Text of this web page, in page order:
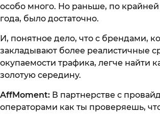
особо много. Но раньше, по
года, было достаточно.
И, понятное дело, что с брендами,
закладывают более реалистичные
окупаемости трафика, легче найти
золотую середину.
AffMoment: В партнерстве с
операторами как ты проверяешь,